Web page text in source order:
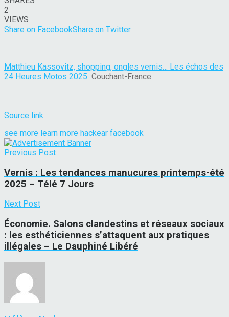
2
VIEWS
Share on FacebookShare on Twitter
Matthieu Kassovitz, shopping, ongles vernis… Les échos des
24 Heures Motos 2025 Couchant-France
Source link
see more learn more hackear facebook
Previous Post
Vernis : Les tendances manucures printemps-été
2025 – Télé 7 Jours
Next Post
Économie. Salons clandestins et réseaux sociaux
: les esthéticiennes s’attaquent aux pratiques
illégales – Le Dauphiné Libéré